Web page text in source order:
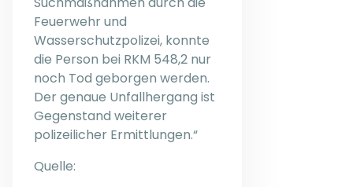
Feuerwehr und
Wasserschutzpolizei, konnte
die Person bei RKM 548,2 nur
noch Tod geborgen werden.
Der genaue Unfallhergang ist
Gegenstand weiterer
polizeilicher Ermittlungen.“
Quelle: